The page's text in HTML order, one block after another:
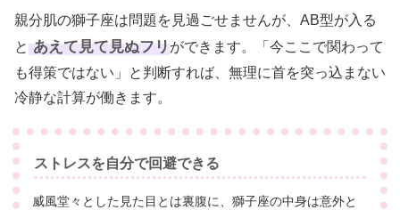
親分肌の獅子座は問題を見過ごせませんが、AB型が入る
と あえて見て見ぬフリができます。「今ここで関わって
も得策ではない」と判断すれば、無理に首を突っ込まない
冷静な計算が働きます。
ストレスを自分で回避できる
威風堂々とした見た目とは裏腹に、獅子座の中身は意外と